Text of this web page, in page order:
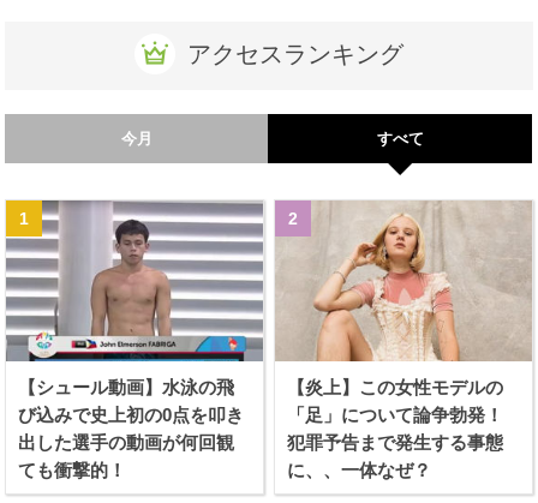
アクセスランキング
今月 すべて
【シュール動画】水泳の飛
び込みで史上初の0点を叩き
出した選手の動画が何回観
ても衝撃的！
【炎上】この女性モデルの
「足」について論争勃発！
犯罪予告まで発生する事態
に、、一体なぜ？